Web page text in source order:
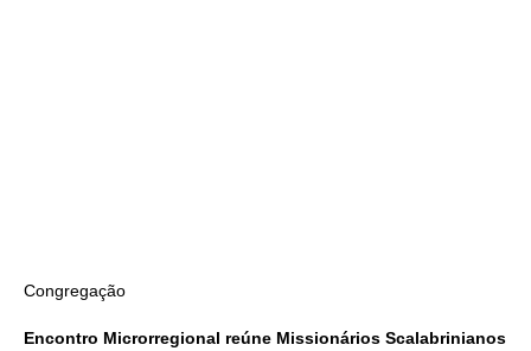
Congregação
Encontro Microrregional reúne Missionários Scalabrinianos